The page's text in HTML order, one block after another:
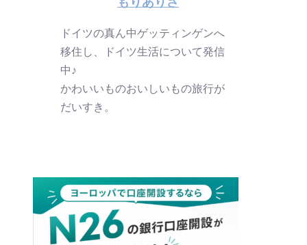
ドイツの真ん中ゲッティンゲンへ
移住し、ドイツ生活について発信
中♪
かわいいものおいしいもの旅行が
だいすき。